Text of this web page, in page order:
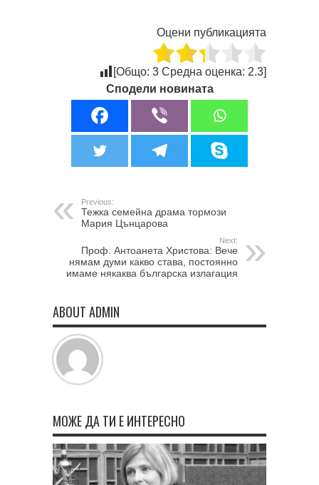
Оцени публикацията
[Общо: 3 Средна оценка: 2.3]
Сподели новината
Previous:
Тежка семейна драма тормози
Мария Цънцарова
Next:
Проф. Антоанета Христова: Вече
нямам думи какво става, постоянно
имаме някаква българска излагация
ABOUT ADMIN
МОЖЕ ДА ТИ Е ИНТЕРЕСНО